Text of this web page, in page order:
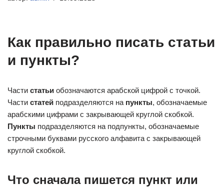
Как правильно писать статьи
и пункты?
Части статьи обозначаются арабской цифрой с точкой.
Части статей подразделяются на пункты, обозначаемые
арабскими цифрами с закрывающей круглой скобкой.
Пункты подразделяются на подпункты, обозначаемые
строчными буквами русского алфавита с закрывающей
круглой скобкой.
Что сначала пишется пункт или